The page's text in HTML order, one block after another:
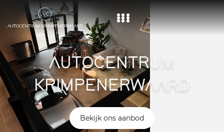
Home
Aanbod
Diensten
Over ons
Vacature
AUTOCENTRUM
KRIMPENERWAARD
Bekijk ons aanbod